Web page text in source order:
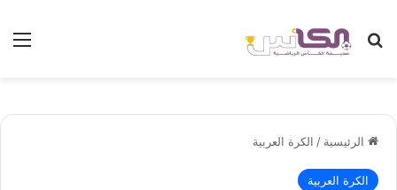
بحث عن
الرئيسية / الكرة العربية
الكرة العربية